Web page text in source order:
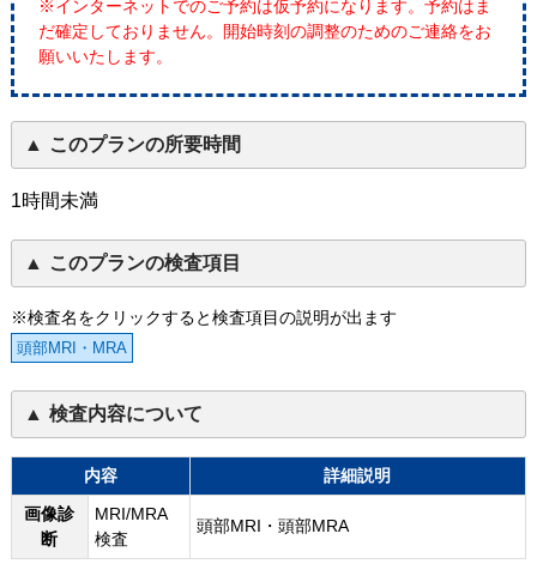
※インターネットでのご予約は仮予約になります。予約はま
だ確定しておりません。開始時刻の調整のためのご連絡をお
願いいたします。
このプランの所要時間
1時間未満
このプランの検査項目
※検査名をクリックすると検査項目の説明が出ます
頭部MRI・MRA
検査内容について
内容
詳細説明
画像診
断
MRI/MRA
検査
頭部MRI・頭部MRA